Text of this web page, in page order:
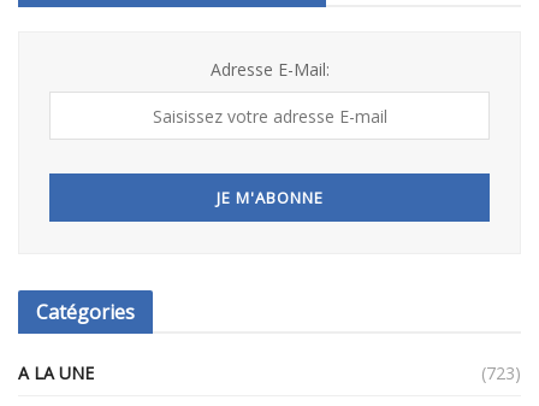
Adresse E-Mail:
Catégories
A LA UNE
(723)